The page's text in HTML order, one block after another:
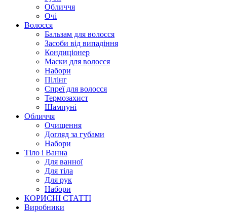
Обличчя
Очі
Волосся
Бальзам для волосся
Засоби від випадіння
Кондиціонер
Маски для волосся
Набори
Пілінг
Спреї для волосся
Термозахист
Шампуні
Обличчя
Очищення
Догляд за губами
Набори
Тіло і Ванна
Для ванної
Для тіла
Для рук
Набори
КОРИСНІ СТАТТІ
Виробники